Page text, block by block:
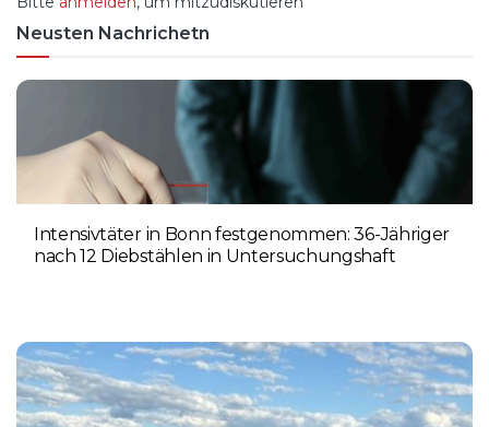
Neusten Nachrichetn
Intensivtäter in Bonn festgenommen: 36-Jähriger
nach 12 Diebstählen in Untersuchungshaft